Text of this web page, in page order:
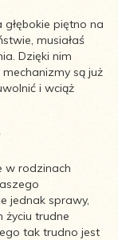
piętno na
musiałaś
Dzięki nim
są już
i wciąż
w rodzinach
jednak sprawy,
życiu trudne
tak trudno jest